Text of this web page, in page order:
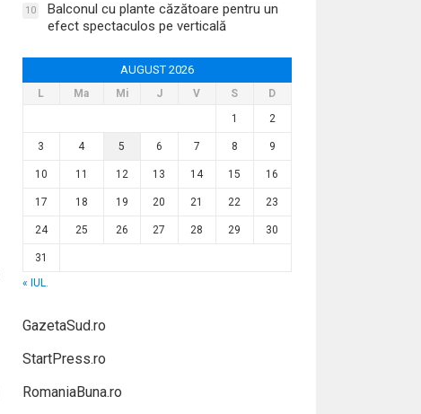
10
Balconul cu plante căzătoare pentru un
efect spectaculos pe verticală
AUGUST 2026
L Ma Mi J V S
D
1
2
3 4 5 6 7 8 9
10 11 12 13 14 15 16
17 18 19 20 21 22 23
24 25 26 27 28 29 30
31
« IUL.
GazetaSud.ro
StartPress.ro
RomaniaBuna.ro